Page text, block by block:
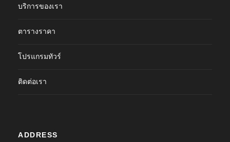
บริการของเรา
ตารางราคา
โปรแกรมทัวร์
ติดต่อเรา
ADDRESS